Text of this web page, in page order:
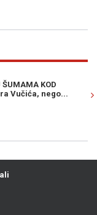
ŠUMAMA KOD
Vučića, nego...